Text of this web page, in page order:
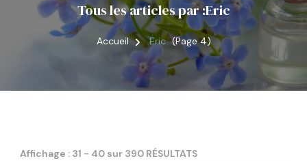
Tous les articles par :Eric
Accueil Eric (Page 4)
Affichage : 31 - 40 sur 390 RÉSULTATS